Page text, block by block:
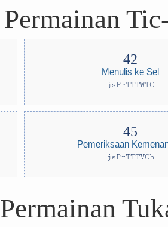
Permainan
Menulis ke Sel
jsPrTTTWTC
Pemeriksaan
jsPrTTTVCh
Permainan